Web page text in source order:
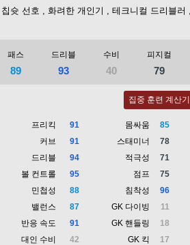
, 칩슛 선호 , 화려한 개인기 , 테크니컬 드리블러
패스
89
드리블
93
수비
40
피지컬
79
집중 훈련 계산기
프리킥
91
커브
91
드리블
94
볼 컨트롤
95
민첩성
88
밸런스
87
반응 속도
91
대인 수비
42
몸싸움
85
스태미너
78
적극성
71
점프
75
침착성
96
GK 다이빙
11
GK 핸들링
18
GK 킥
17